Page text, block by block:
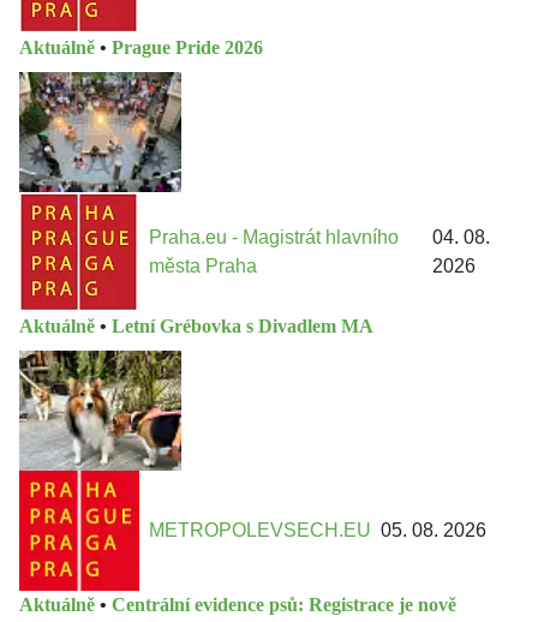
Aktuálně • Prague Pride 2026
Praha.eu - Magistrát hlavního
města Praha
04. 08.
2026
Aktuálně • Letní Grébovka s Divadlem MA
METROPOLEVSECH.EU 05. 08. 2026
Aktuálně • Centrální evidence psů: Registrace je nově